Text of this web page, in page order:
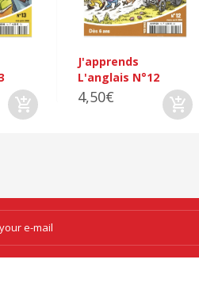
J'apprends
L'anglais N°12
4,50€